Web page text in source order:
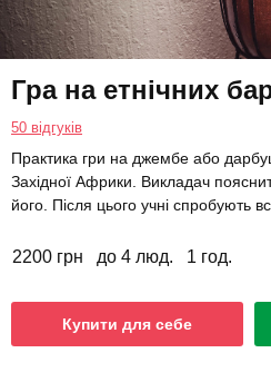
Гра на етнічних
50 відгуків
Практика гри на джембе або
Західної Африки. Викладач
його. Після цього учні спробують
2200 грн до 4 люд. 1 год.
Купити для себе